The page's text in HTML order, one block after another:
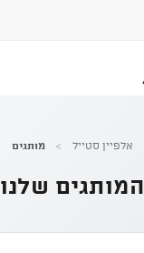
אלפיין סטייל > מותגים
המותגים שלנו